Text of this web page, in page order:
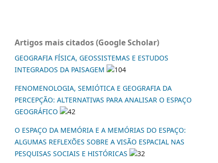
Artigos mais citados (Google Scholar)
GEOGRAFIA FÍSICA, GEOSSISTEMAS E ESTUDOS
INTEGRADOS DA PAISAGEM
104
FENOMENOLOGIA, SEMIÓTICA E GEOGRAFIA DA
PERCEPÇÃO: ALTERNATIVAS PARA ANALISAR O ESPAÇO
GEOGRÁFICO
42
O ESPAÇO DA MEMÓRIA E A MEMÓRIAS DO ESPAÇO:
ALGUMAS REFLEXÕES SOBRE A VISÃO ESPACIAL NAS
PESQUISAS SOCIAIS E HISTÓRICAS
32